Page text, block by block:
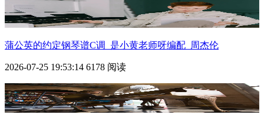
蒲公英的约定钢琴谱C调_是小黄老师呀编配_周杰伦
2026-07-25 19:53:14 6178 阅读